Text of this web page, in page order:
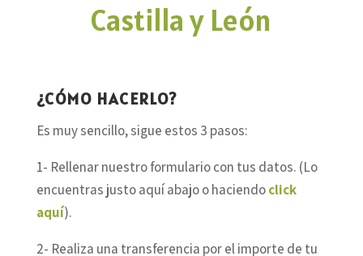
Castilla y León
¿CÓMO HACERLO?
Es muy sencillo, sigue estos 3 pasos:
1- Rellenar nuestro formulario con tus datos. (Lo
encuentras justo aquí abajo o haciendoclick
aquí).
2- Realiza una transferencia por el importe de tu